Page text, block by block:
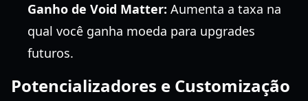
Ganho de Void Matter: Aumenta a taxa na
qual você ganha moeda para upgrades
futuros.
Potencializadores e Customização